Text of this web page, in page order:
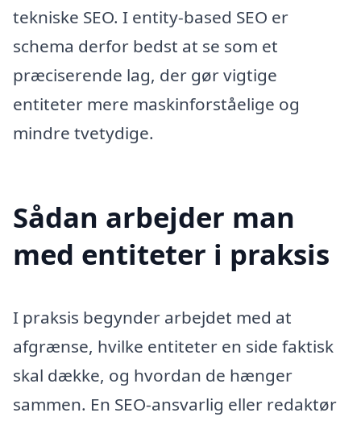
tekniske SEO. I entity-based SEO er
schema derfor bedst at se som et
præciserende lag, der gør vigtige
entiteter mere maskinforståelige og
mindre tvetydige.
Sådan arbejder man
med entiteter i praksis
I praksis begynder arbejdet med at
afgrænse, hvilke entiteter en side faktisk
skal dække, og hvordan de hænger
sammen. En SEO-ansvarlig eller redaktør